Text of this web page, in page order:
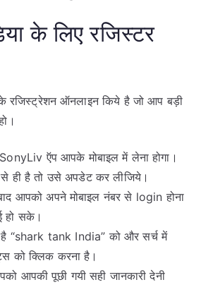
के लिए रजिस्टर
रजिस्ट्रेशन ऑनलाइन किये है जो आप बड़ी
ऍप आपके मोबाइल में लेना होगा।
ही है तो उसे अपडेट कर लीजिये।
आपको अपने मोबाइल नंबर से login होना
हो सके।
“shark tank India” को और सर्च में
को क्लिक करना है।
आपकी पूछी गयी सही जानकारी देनी